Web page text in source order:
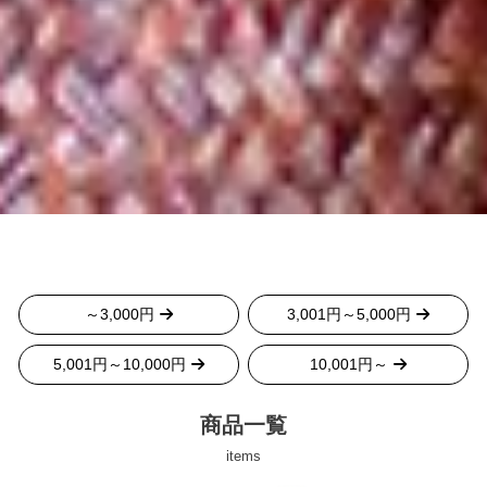
～3,000円 3,001円～5,000円
5,001円～10,000円 10,001円～
商品一覧
items